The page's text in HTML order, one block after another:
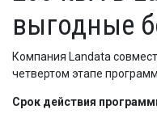
выгодные
Компания Landata
четвертом этапе
Срок действия